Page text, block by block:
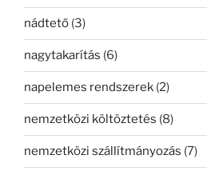
nádtető (3)
nagytakarítás (6)
napelemes rendszerek (2)
nemzetközi költöztetés (8)
nemzetközi szállítmányozás (7)